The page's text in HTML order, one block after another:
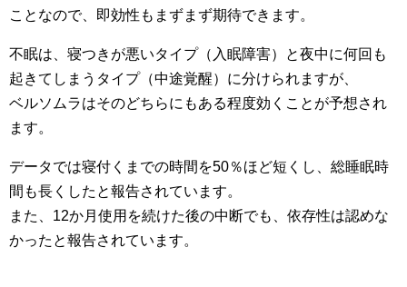
ことなので、即効性もまずまず期待できます。
不眠は、寝つきが悪いタイプ（入眠障害）と夜中に何回も
起きてしまうタイプ（中途覚醒）に分けられますが、
ベルソムラはそのどちらにもある程度効くことが予想され
ます。
データでは寝付くまでの時間を50％ほど短くし、総睡眠時
間も長くしたと報告されています。
また、12か月使用を続けた後の中断でも、依存性は認めな
かったと報告されています。